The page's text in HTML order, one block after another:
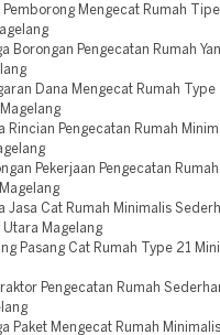
Pemborong Mengecat Rumah
Borongan Pengecatan Rumah
Dana Mengecat Rumah Type
Rincian Pengecatan Rumah
Pekerjaan Pengecatan
Jasa Cat Rumah Minimalis
Magelang
Pasang Cat Rumah Type 21
Pengecatan Rumah
Paket Mengecat Rumah